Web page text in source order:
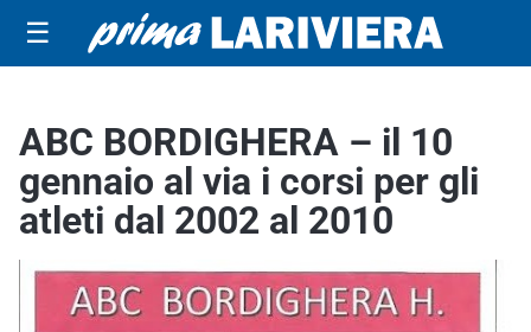
☰
ABC BORDIGHERA – il 10
gennaio al via i corsi per gli
atleti dal 2002 al 2010